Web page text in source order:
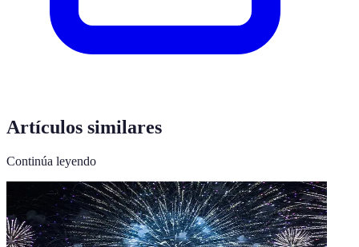
Artículos similares
Continúa leyendo